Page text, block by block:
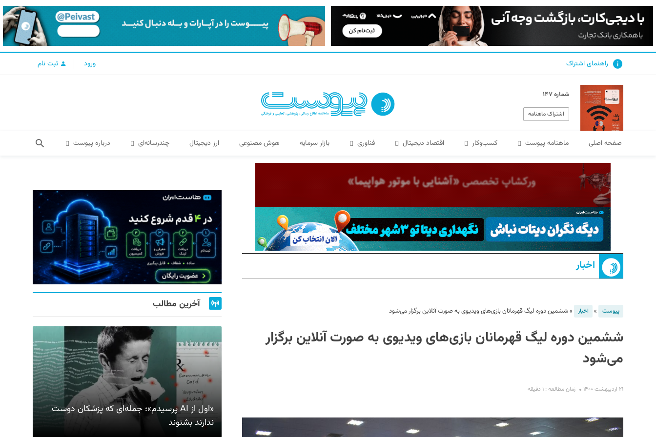
راهنمای اشتراک ورود ثبت نام
شماره ۱۴۷
اشتراک ماهنامه
صفحه اصلی ماهنامه پیوست کسب‌و‌کار اقتصاد دیجیتال فناوری بازار سرمایه هوش مصنوعی ارز دیجیتال چندرسانه‌ای درباره پیوست
اخبار
پیوست » اخبار »ششمین دوره لیگ قهرمانان بازی‌های ویدیوی به صورت آنلاین برگزار می‌شود
ششمین دوره لیگ قهرمانان بازی‌های ویدیوی به صورت آنلاین برگزار
می‌شود
۲۱ اردیبهشت ۱۴۰۰ زمان مطالعه : ۱ دقیقه
آخرین مطالب
«اول از AI پرسیدم»؛ جمله‌ای که پزشکان دوست
ندارند بشنوند